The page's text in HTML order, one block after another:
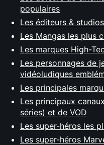
populaires
Les éditeurs &
Les Mangas les plus
Les marques High-
Les personnages de
vidéoludiques
Les principales
Les principaux
séries) et de VOD
Les super-héros les
Les super-héros